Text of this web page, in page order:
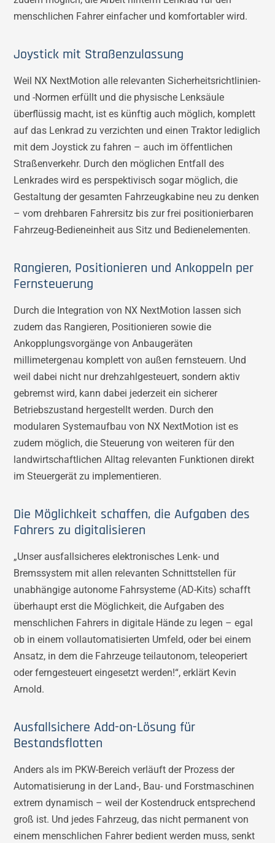
menschlichen Fahrer einfacher und komfortabler wird.
Joystick mit Straßenzulassung
Weil NX NextMotion alle relevanten Sicherheitsrichtlinien-
und -Normen erfüllt und die physische Lenksäule
überflüssig macht, ist es künftig auch möglich, komplett
auf das Lenkrad zu verzichten und einen Traktor lediglich
mit dem Joystick zu fahren – auch im öffentlichen
Straßenverkehr. Durch den möglichen Entfall des
Lenkrades wird es perspektivisch sogar möglich, die
Gestaltung der gesamten Fahrzeugkabine neu zu denken
– vom drehbaren Fahrersitz bis zur frei positionierbaren
Fahrzeug-Bedieneinheit aus Sitz und Bedienelementen.
Rangieren, Positionieren und Ankoppeln per
Fernsteuerung
Durch die Integration von NX NextMotion lassen sich
zudem das Rangieren, Positionieren sowie die
Ankopplungsvorgänge von Anbaugeräten
millimetergenau komplett von außen fernsteuern. Und
weil dabei nicht nur drehzahlgesteuert, sondern aktiv
gebremst wird, kann dabei jederzeit ein sicherer
Betriebszustand hergestellt werden. Durch den
modularen Systemaufbau von NX NextMotion ist es
zudem möglich, die Steuerung von weiteren für den
landwirtschaftlichen Alltag relevanten Funktionen direkt
im Steuergerät zu implementieren.
Die Möglichkeit schaffen, die Aufgaben des
Fahrers zu digitalisieren
„Unser ausfallsicheres elektronisches Lenk- und
Bremssystem mit allen relevanten Schnittstellen für
unabhängige autonome Fahrsysteme (AD-Kits) schafft
überhaupt erst die Möglichkeit, die Aufgaben des
menschlichen Fahrers in digitale Hände zu legen – egal
ob in einem vollautomatisierten Umfeld, oder bei einem
Ansatz, in dem die Fahrzeuge teilautonom, teleoperiert
oder ferngesteuert eingesetzt werden!“, erklärt Kevin
Arnold.
Ausfallsichere Add-on-Lösung für
Bestandsflotten
Anders als im PKW-Bereich verläuft der Prozess der
Automatisierung in der Land-, Bau- und Forstmaschinen
extrem dynamisch – weil der Kostendruck entsprechend
groß ist. Und jedes Fahrzeug, das nicht permanent von
einem menschlichen Fahrer bedient werden muss, senkt